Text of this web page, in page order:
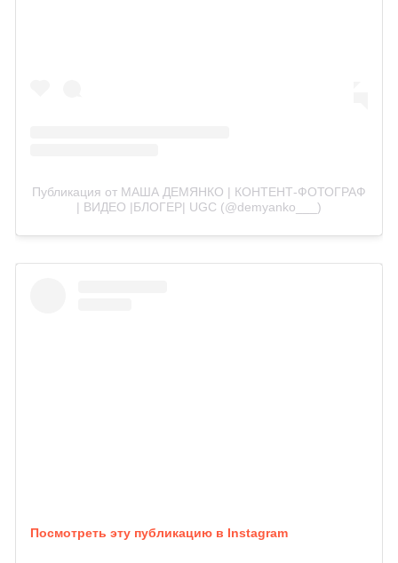
Публикация от МАША ДЕМЯНКО | КОНТЕНТ-ФОТОГРАФ
| ВИДЕО |БЛОГЕР| UGC (@demyanko___)
Посмотреть эту публикацию в Instagram